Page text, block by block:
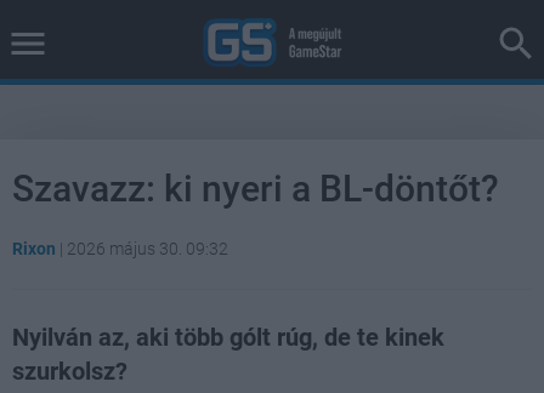
Szavazz: ki nyeri a BL-döntőt?
Rixon | 2026 május 30. 09:32
Nyilván az, aki több gólt rúg, de te kinek
szurkolsz?